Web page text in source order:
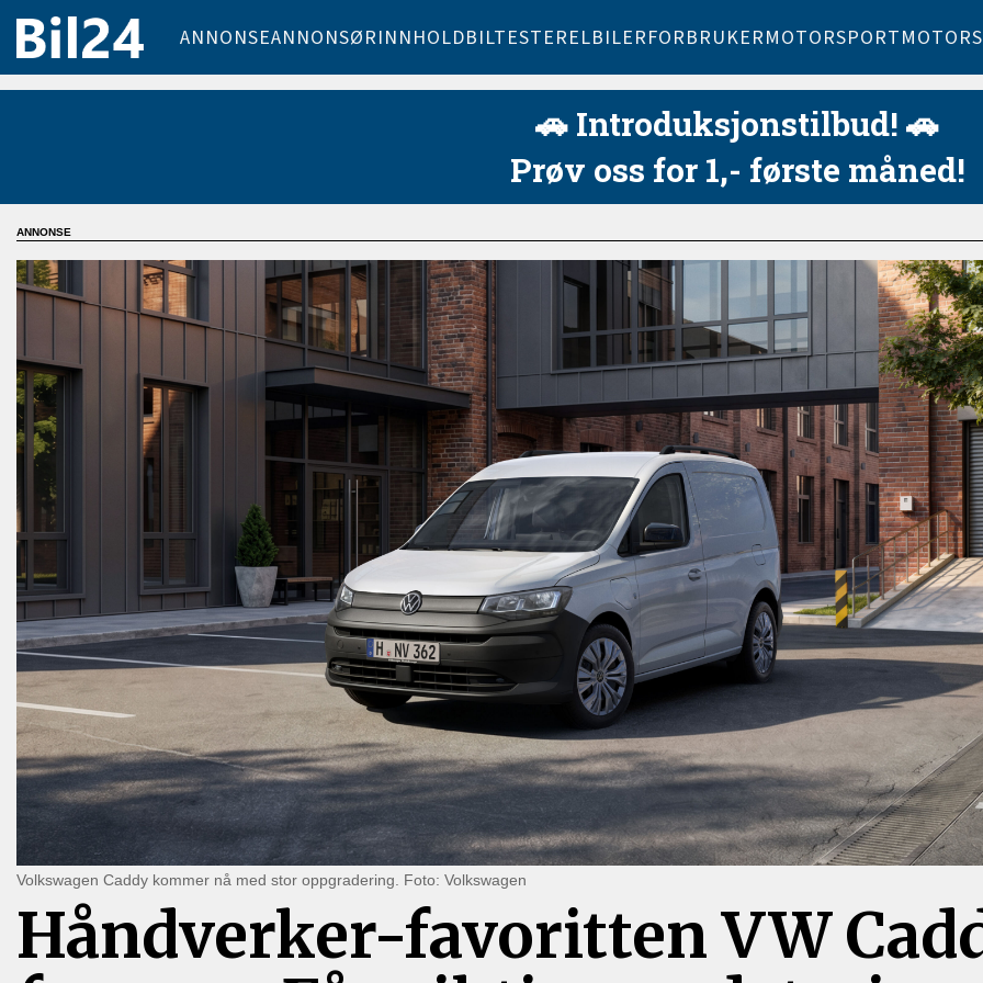
ANNONSEANNONSØRINNHOLDBILTESTERELBILERFORBRUKERMOTORSPORT
🚗 Introduksjonstilbud! 🚗
Prøv oss for 1,- første måned!
Volkswagen Caddy kommer nå med stor oppgradering. Foto: Volkswagen
Håndverker-favoritten VW